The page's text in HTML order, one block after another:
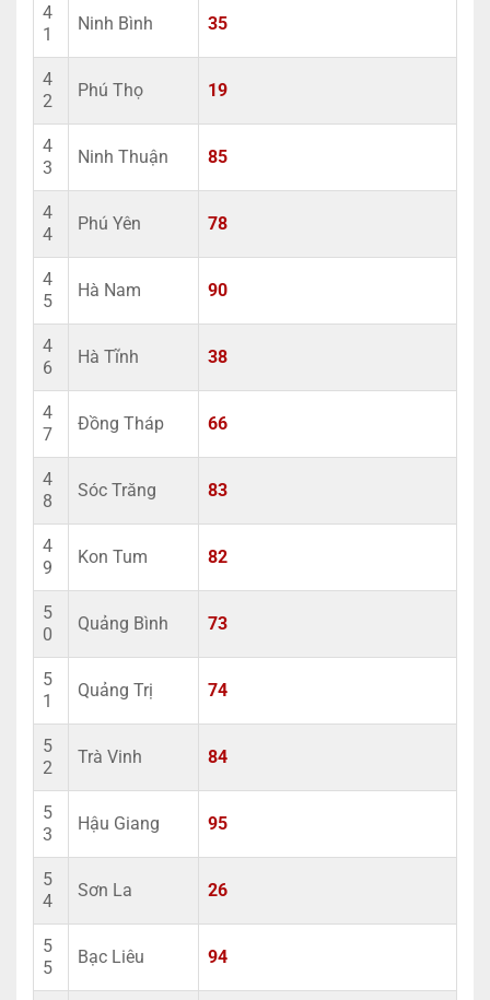
4
1
Ninh Bình 35
4
2
Phú Thọ 19
4
3
Ninh Thuận 85
4
4
Phú Yên 78
4
5
Hà Nam 90
4
6
Hà Tĩnh 38
4
7
Đồng Tháp 66
4
8
Sóc Trăng 83
4
9
Kon Tum 82
5
0
Quảng Bình 73
5
1
Quảng Trị 74
5
2
Trà Vinh 84
5
3
Hậu Giang 95
5
4
Sơn La 26
5
5
Bạc Liêu 94